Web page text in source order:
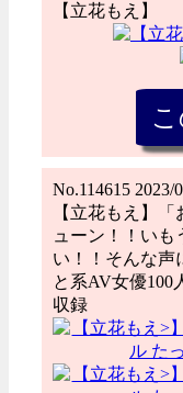
【立花もえ】
No.114615 2023/
【立花もえ】
ューン！！いも
い！！そんな声
と系AV女優100
収録